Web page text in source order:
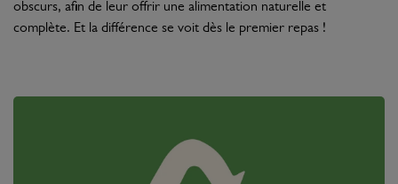
obscurs, afin de leur offrir une alimentation naturelle et
complète. Et la différence se voit dès le premier repas !